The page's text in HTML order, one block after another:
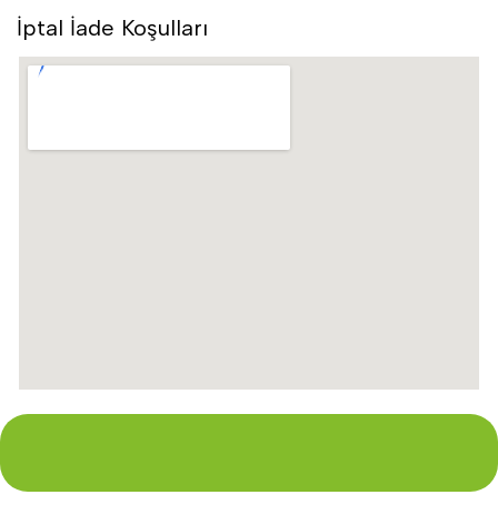
İptal İade Koşulları